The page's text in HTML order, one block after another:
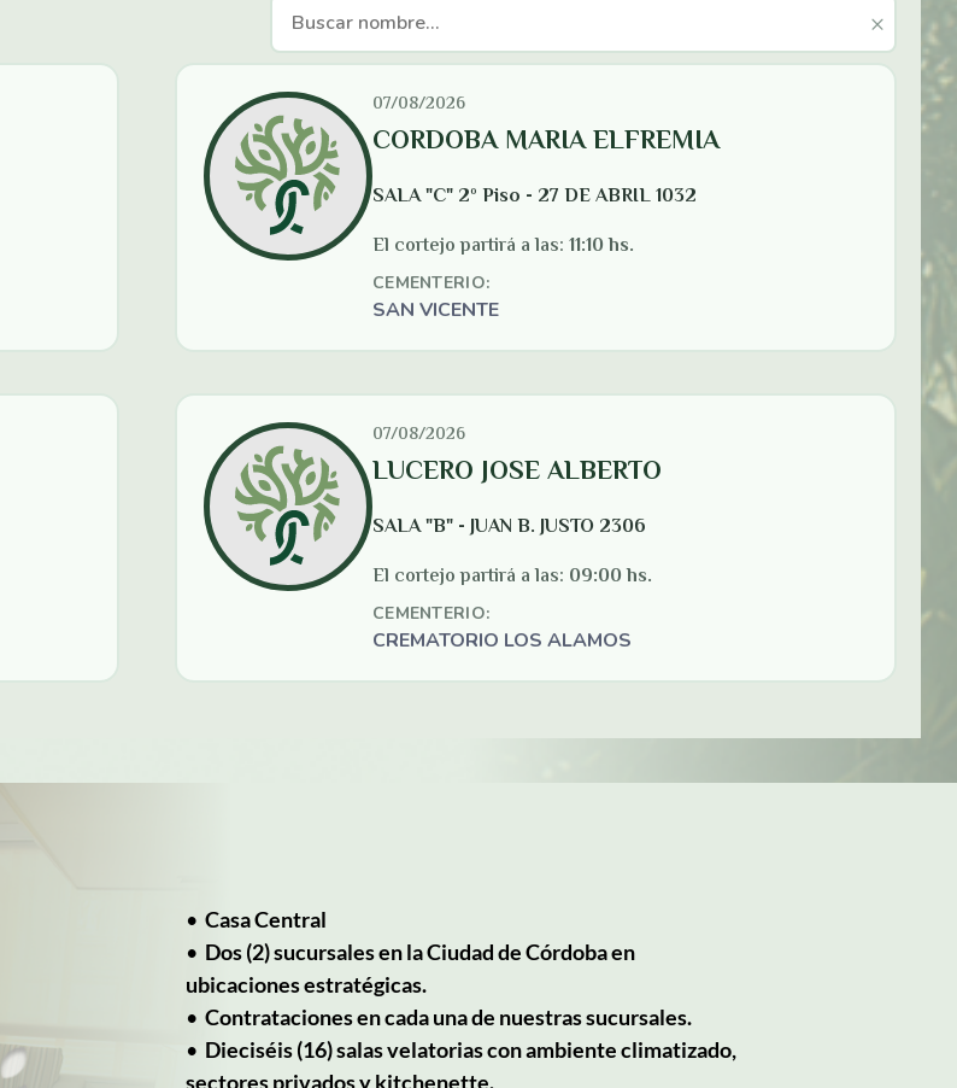
• Casa Central
• Dos (2) sucursales en la Ciudad de Córdoba en
ubicaciones estratégicas.
• Contrataciones en cada una de nuestras sucursales.
• Dieciséis (16) salas velatorias con ambiente climatizado,
sectores privados y kitchenette.